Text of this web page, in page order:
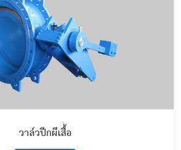
วาล์วปีกผีเสื้อ